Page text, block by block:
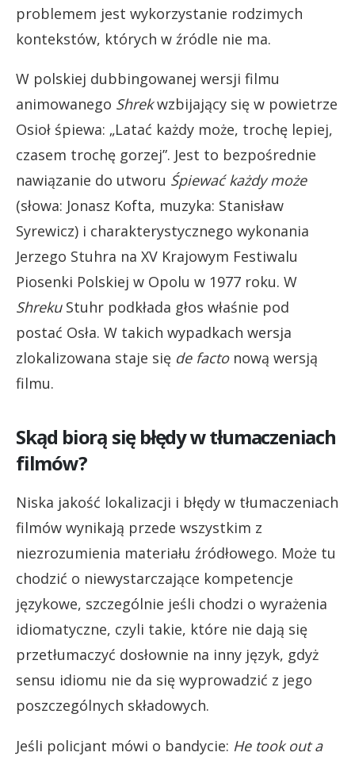
problemem jest wykorzystanie rodzimych
kontekstów, których w źródle nie ma.
W polskiej dubbingowanej wersji filmu
animowanego Shrekwzbijający się w powietrze
Osioł śpiewa: „Latać każdy może, trochę lepiej,
czasem trochę gorzej”. Jest to bezpośrednie
nawiązanie do utworu Śpiewać każdy może
(słowa: Jonasz Kofta, muzyka: Stanisław
Syrewicz) i charakterystycznego wykonania
Jerzego Stuhra na XV Krajowym Festiwalu
Piosenki Polskiej w Opolu w 1977 roku. W
ShrekuStuhr podkłada głos właśnie pod
postać Osła. W takich wypadkach wersja
zlokalizowana staje się de factonową wersją
filmu.
Skąd biorą się błędy w tłumaczeniach
filmów?
Niska jakość lokalizacji i błędy w tłumaczeniach
filmów wynikają przede wszystkim z
niezrozumienia materiału źródłowego. Może tu
chodzić o niewystarczające kompetencje
językowe, szczególnie jeśli chodzi o wyrażenia
idiomatyczne, czyli takie, które nie dają się
przetłumaczyć dosłownie na inny język, gdyż
sensu idiomu nie da się wyprowadzić z jego
poszczególnych składowych.
Jeśli policjant mówi o bandycie: He took out a